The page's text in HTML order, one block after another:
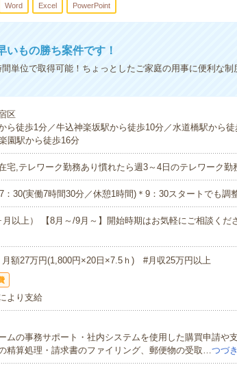
Word Excel PowerPoint
いもの勝ち案件です！
単位で取得可能！ちょっとしたご家庭の用事に便利な制
区
ら徒歩1分／牛込神楽坂駅から徒歩10分／水道橋駅から
園駅から徒歩16分
宅,テレワーク勤務あり慣れたら週3～4日のテレワーク勤
：30(実働7時間30分／休憩1時間)＊9：30スタートでも調
月以上） 【8月～/9月～】開始時期はお気軽にご相談くだ
額27万円(1,800円×20日×7.5ｈ) #月収25万円以上
より支給
ムの事務サポート・社内システムを使用した購買申請や
精算処理・請求書のファイリング、郵便物の受取…つづ